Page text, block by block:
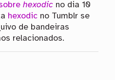
hexodicno dia 10
hexodicno Tumblr se
de bandeiras
relacionados.